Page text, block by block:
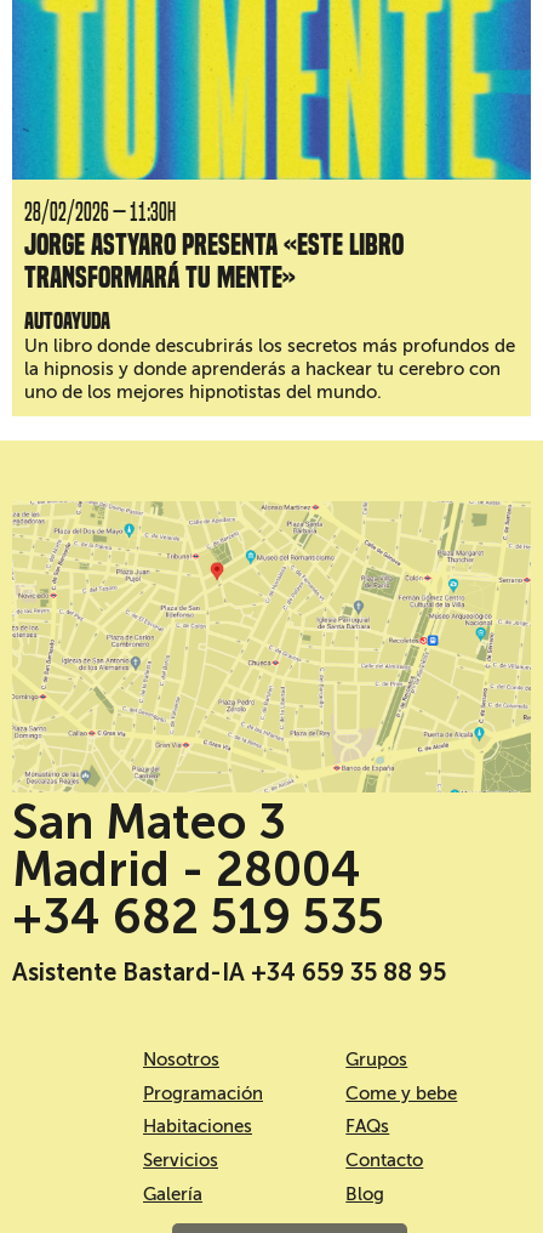
28/02/2026 — 11:30H
Jorge Astyaro presenta «Este libro
transformará tu mente»
Autoayuda
Un libro donde descubrirás los secretos más profundos de
la hipnosis y donde aprenderás a hackear tu cerebro con
uno de los mejores hipnotistas del mundo.
San Mateo 3
Madrid - 28004
+34 682 519 535
Asistente Bastard-IA +34 659 35 88 95
Nosotros
Programación
Habitaciones
Servicios
Galería
Grupos
Come y bebe
FAQs
Contacto
Blog